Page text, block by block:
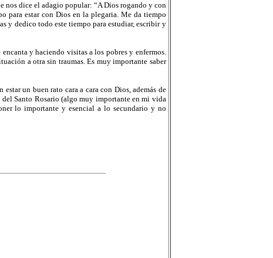
nos dice el adagio popular: “A Dios rogando y con
para estar con Dios en la plegaria. Me da tiempo
y dedico todo este tiempo para estudiar, escribir y
y haciendo visitas a los pobres y enfermos.
a otra sin traumas. Es muy importante saber
un buen rato cara a cara con Dios, además de
Santo Rosario (algo muy importante en mi vida
lo importante y esencial a lo secundario y no